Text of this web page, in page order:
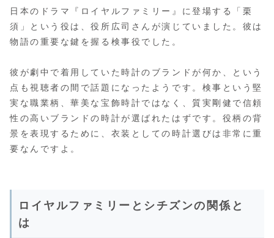
日本のドラマ『ロイヤルファミリー』に登場する「栗
須」という役は、役所広司さんが演じていました。彼は
物語の重要な鍵を握る検事役でした。
彼が劇中で着用していた時計のブランドが何か、という
点も視聴者の間で話題になったようです。検事という堅
実な職業柄、華美な宝飾時計ではなく、質実剛健で信頼
性の高いブランドの時計が選ばれたはずです。役柄の背
景を表現するために、衣装としての時計選びは非常に重
要なんですよ。
ロイヤルファミリーとシチズンの関係と
は